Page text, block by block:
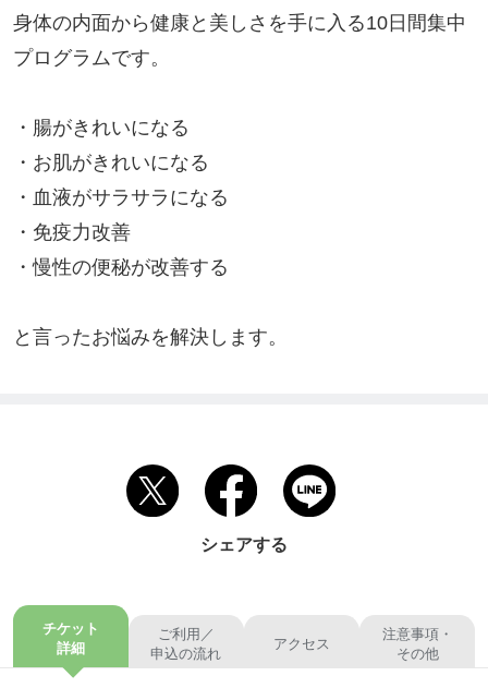
身体の内面から健康と美しさを手に入る10日間集中
プログラムです。
・腸がきれいになる
・お肌がきれいになる
・血液がサラサラになる
・免疫力改善
・慢性の便秘が改善する
と言ったお悩みを解決します。
シェアする
チケット
詳細
ご利用／
申込の流れ
アクセス
注意事項・
その他